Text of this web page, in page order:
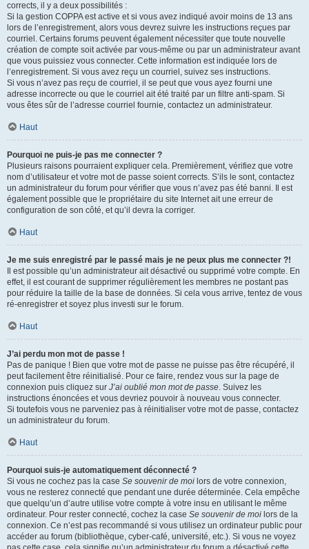
corrects, il y a deux possibilités :
Si la gestion COPPA est active et si vous avez indiqué avoir moins de 13 ans
lors de l’enregistrement, alors vous devrez suivre les instructions reçues par
courriel. Certains forums peuvent également nécessiter que toute nouvelle
création de compte soit activée par vous-même ou par un administrateur avant
que vous puissiez vous connecter. Cette information est indiquée lors de
l’enregistrement. Si vous avez reçu un courriel, suivez ses instructions.
Si vous n’avez pas reçu de courriel, il se peut que vous ayez fourni une
adresse incorrecte ou que le courriel ait été traité par un filtre anti-spam. Si
vous êtes sûr de l’adresse courriel fournie, contactez un administrateur.
Haut
Pourquoi ne puis-je pas me connecter ?
Plusieurs raisons pourraient expliquer cela. Premièrement, vérifiez que votre
nom d’utilisateur et votre mot de passe soient corrects. S’ils le sont, contactez
un administrateur du forum pour vérifier que vous n’avez pas été banni. Il est
également possible que le propriétaire du site Internet ait une erreur de
configuration de son côté, et qu’il devra la corriger.
Haut
Je me suis enregistré par le passé mais je ne peux plus me connecter ?!
Il est possible qu’un administrateur ait désactivé ou supprimé votre compte. En
effet, il est courant de supprimer régulièrement les membres ne postant pas
pour réduire la taille de la base de données. Si cela vous arrive, tentez de vous
ré-enregistrer et soyez plus investi sur le forum.
Haut
J’ai perdu mon mot de passe !
Pas de panique ! Bien que votre mot de passe ne puisse pas être récupéré, il
peut facilement être réinitialisé. Pour ce faire, rendez vous sur la page de
connexion puis cliquez sur J’ai oublié mon mot de passe. Suivez les
instructions énoncées et vous devriez pouvoir à nouveau vous connecter.
Si toutefois vous ne parveniez pas à réinitialiser votre mot de passe, contactez
un administrateur du forum.
Haut
Pourquoi suis-je automatiquement déconnecté ?
Si vous ne cochez pas la case Se souvenir de moi lors de votre connexion,
vous ne resterez connecté que pendant une durée déterminée. Cela empêche
que quelqu’un d’autre utilise votre compte à votre insu en utilisant le même
ordinateur. Pour rester connecté, cochez la case Se souvenir de moi lors de la
connexion. Ce n’est pas recommandé si vous utilisez un ordinateur public pour
accéder au forum (bibliothèque, cyber-café, université, etc.). Si vous ne voyez